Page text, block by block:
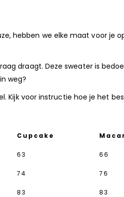
hebben we elke maat voor je
draagt. Deze sweater is
weg?
Kijk voor instructie hoe je het
Cupcake
63 66
74 76
83 83